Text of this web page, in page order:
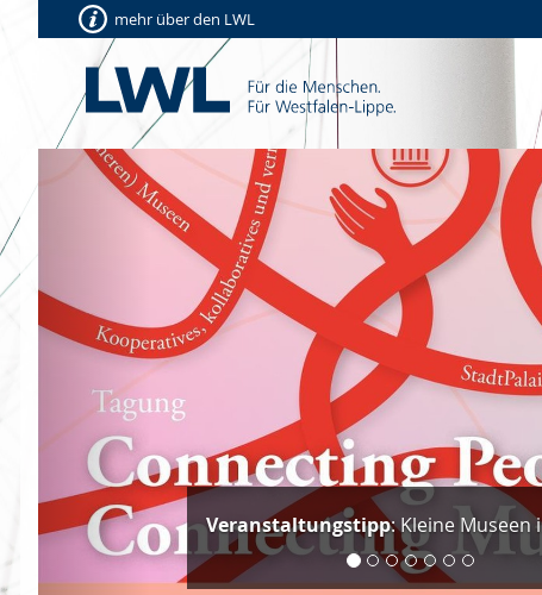
mehr über den LWL
Veranstaltungstipp: Kleine Museen
Vorherige